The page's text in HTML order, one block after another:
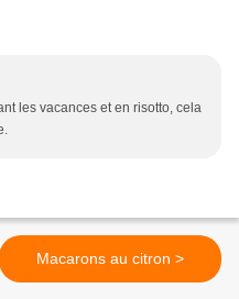
les vacances et en risotto, cela
Macarons au citron >